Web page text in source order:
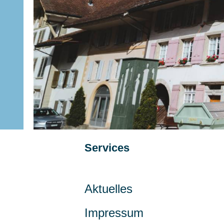
Subnavigation
Services
Aktuelles
Impressum